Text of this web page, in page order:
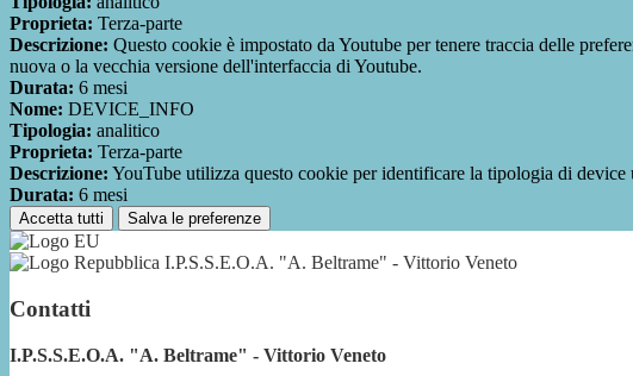
Proprieta: Terza-parte
Descrizione: Questo cookie è impostato da Youtube per tenere traccia delle
nuova o la vecchia versione dell'interfaccia di Youtube.
Durata: 6 mesi
Nome: DEVICE_INFO
Tipologia: analitico
Proprieta: Terza-parte
Descrizione: YouTube utilizza questo cookie per identificare la tipologia di device
Durata: 6 mesi
Accetta tutti Salva le preferenze
I.P.S.S.E.O.A. "A. Beltrame" - Vittorio Veneto
Contatti
I.P.S.S.E.O.A. "A. Beltrame" - Vittorio Veneto